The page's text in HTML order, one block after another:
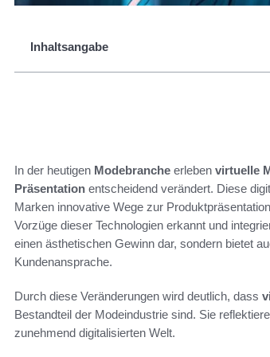
Inhaltsangabe
In der heutigen Modebranche erleben virtuelle
Präsentation entscheidend verändert. Diese
Marken innovative Wege zur
Vorzüge dieser Technologien erkannt und
einen ästhetischen Gewinn dar, sondern bietet
Kundenansprache.
Durch diese Veränderungen wird deutlich, dass
Bestandteil der Modeindustrie sind. Sie
zunehmend digitalisierten Welt.